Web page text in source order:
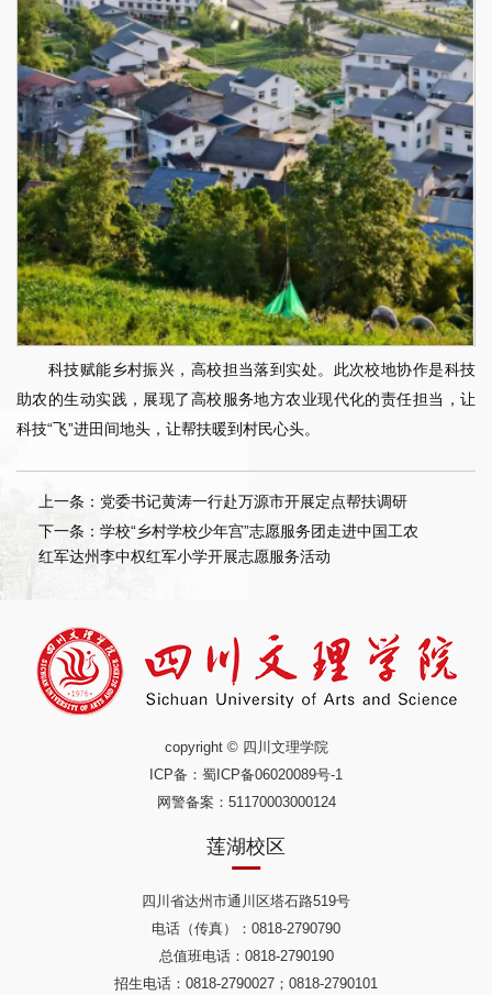
科技赋能乡村振兴，高校担当落到实处。此次校地协作是科技
助农的生动实践，展现了高校服务地方农业现代化的责任担当，让
科技“飞”进田间地头，让帮扶暖到村民心头。
上一条：党委书记黄涛一行赴万源市开展定点帮扶调研
下一条：学校“乡村学校少年宫”志愿服务团走进中国工农
红军达州李中权红军小学开展志愿服务活动
copyright © 四川文理学院
ICP备： 蜀ICP备06020089号-1
网警备案：51170003000124
莲湖校区
四川省达州市通川区塔石路519号
电话（传真）：0818-2790790
总值班电话：0818-2790190
招生电话：0818-2790027；0818-2790101